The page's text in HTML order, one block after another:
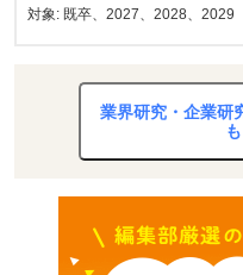
対象: 既卒、2027、2028、2029
業界研究・企業研